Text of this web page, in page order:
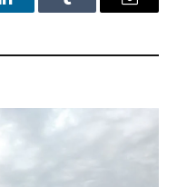
LinkedInTumblr Email